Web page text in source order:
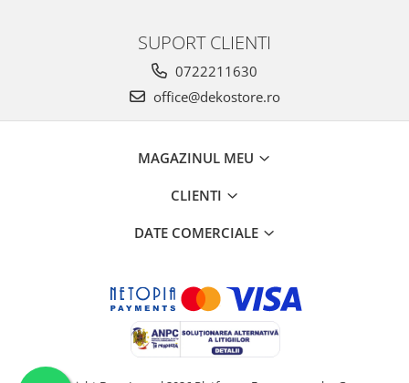
SUPORT CLIENTI
0722211630
office@dekostore.ro
MAGAZINUL MEU
CLIENTI
DATE COMERCIALE